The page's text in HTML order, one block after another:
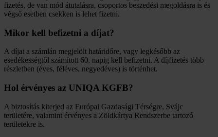
fizetés, de van mód átutalásra, csoportos beszedési megoldásra is és
végső esetben csekken is lehet fizetni.
Mikor kell befizetni a díjat?
A díjat a számlán megjelölt határidőre, vagy legkésőbb az
esedékességtől számított 60. napig kell befizetni. A díjfizetés több
részletben (éves, féléves, negyedéves) is történhet.
Hol érvényes az UNIQA KGFB?
A biztosítás kiterjed az Európai Gazdasági Térségre, Svájc
területére, valamint érvényes a Zöldkártya Rendszerbe tartozó
területekre is.